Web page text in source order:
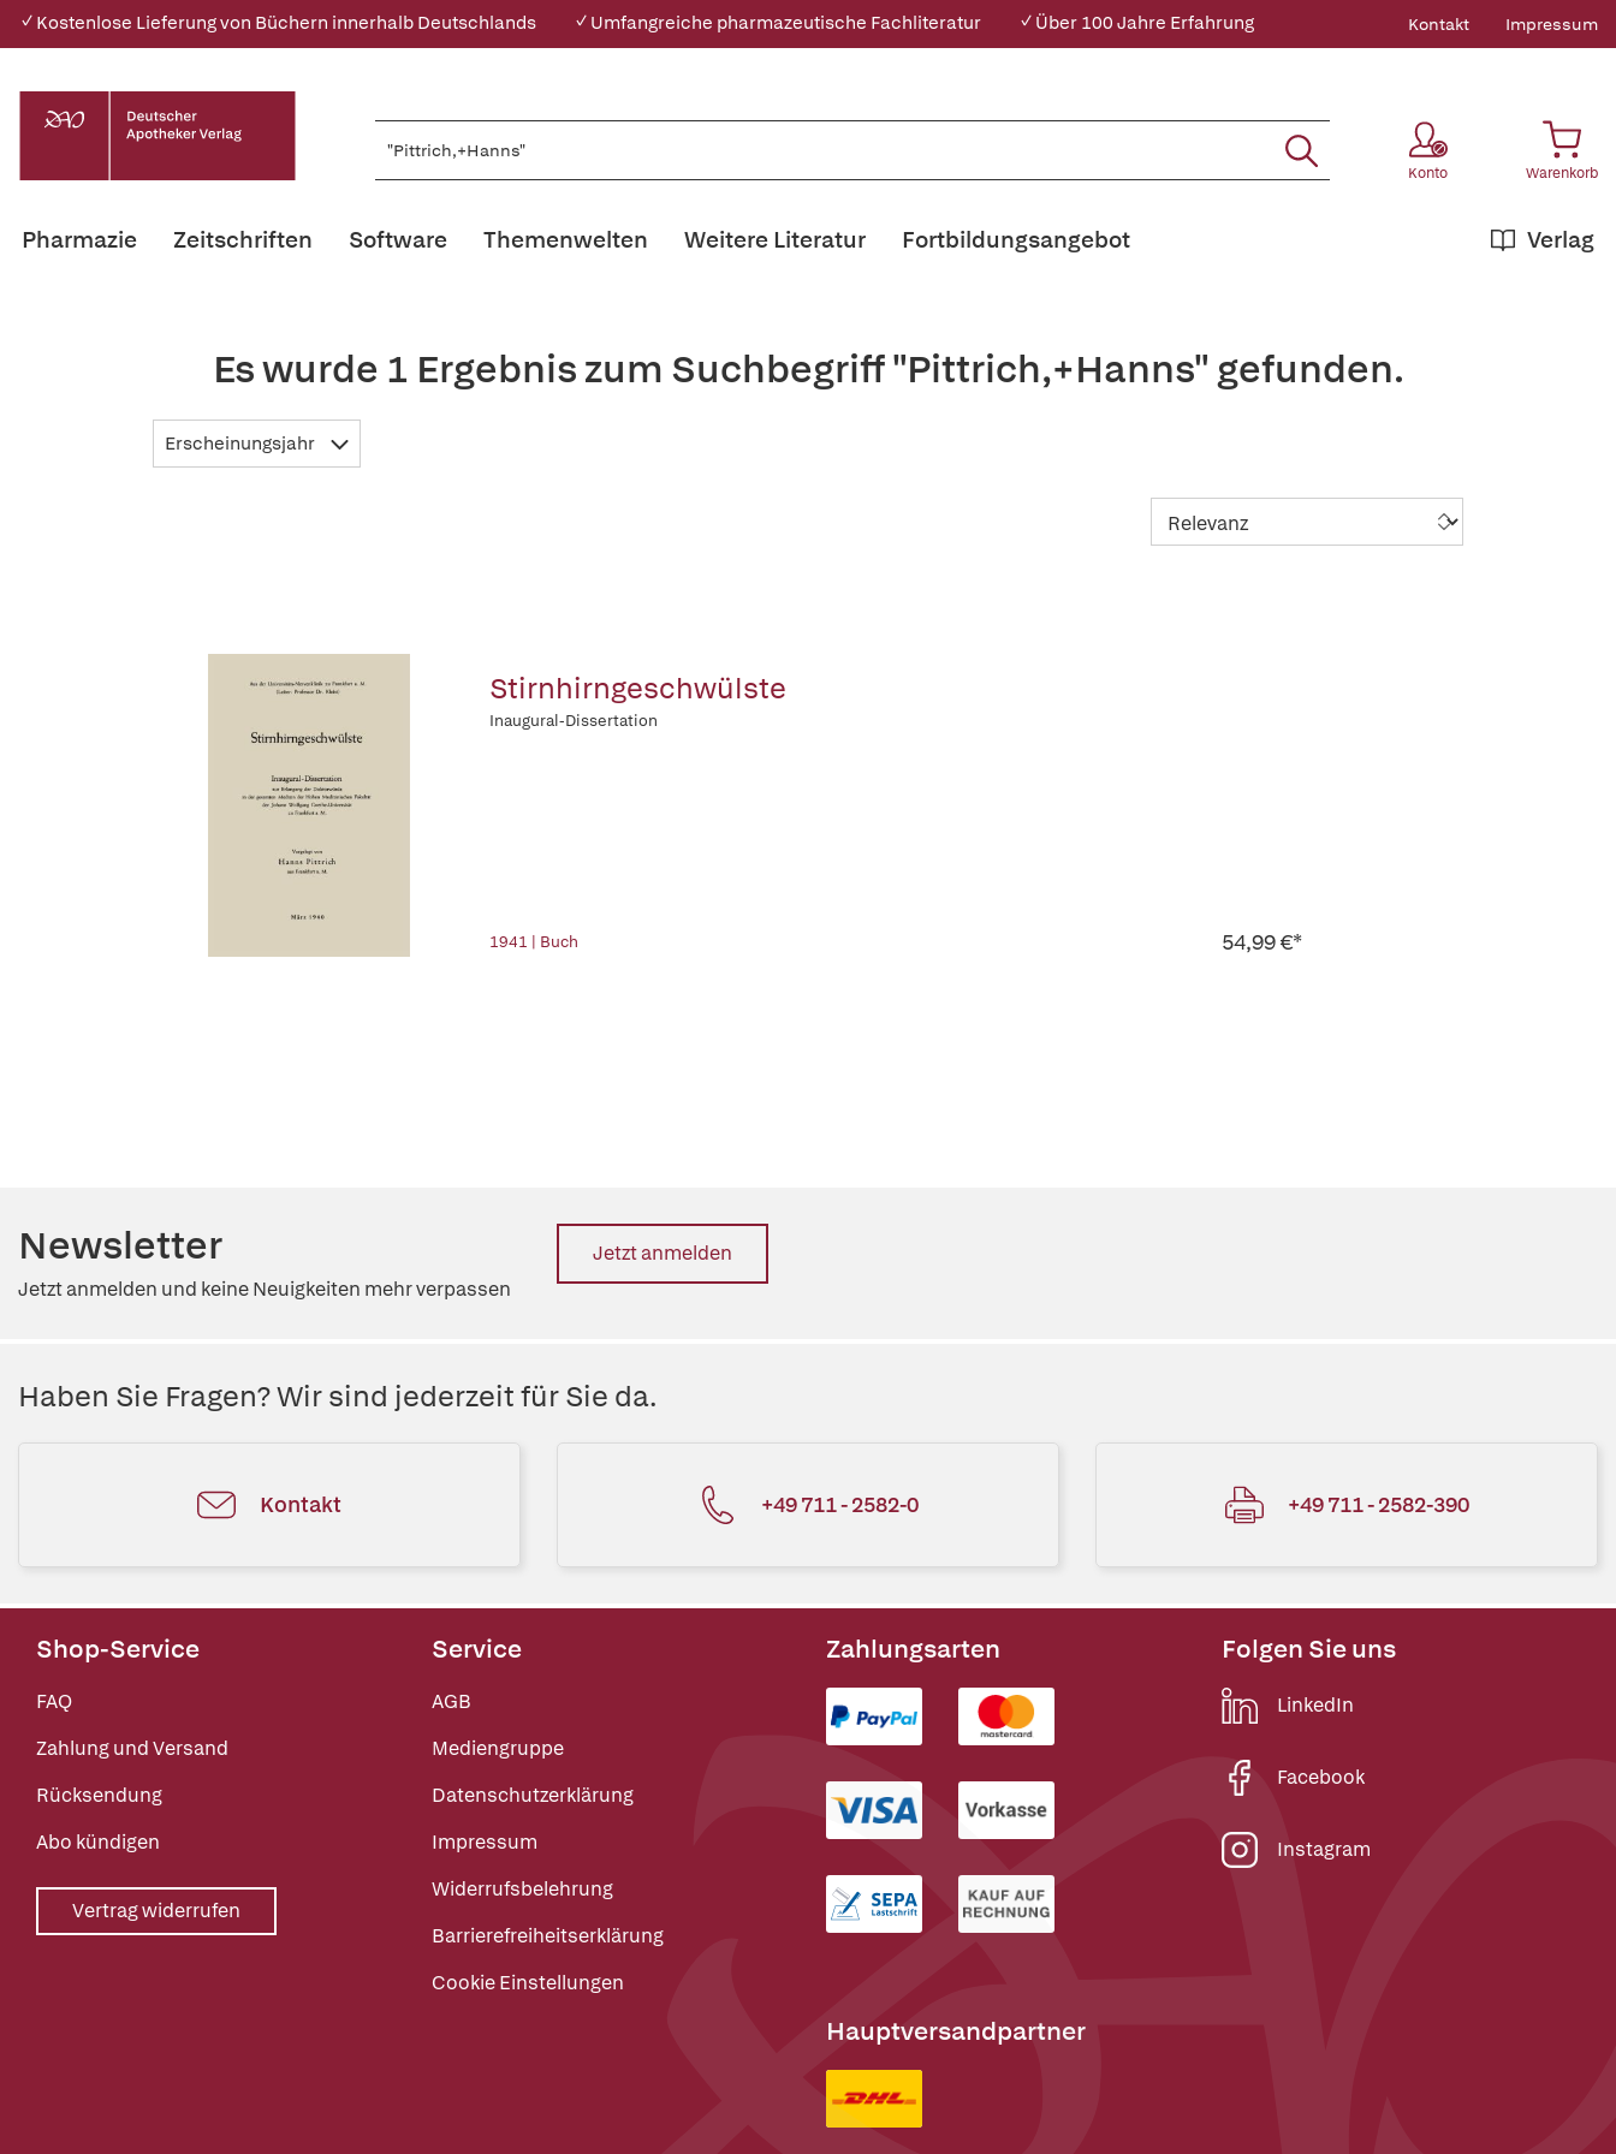
✓ Kostenlose Lieferung von Büchern innerhalb Deutschlands ✓ Umfangreiche pharmazeutische Fachliteratur ✓ Über 100 Jahre Erfahrung Kontakt Impressum
Konto Warenkorb
Pharmazie Zeitschriften Software Themenwelten Weitere Literatur Verlag
Fortbildungsangebot
Es wurde 1 Ergebnis zum Suchbegriff "Pittrich,+Hanns" gefunden.
Erscheinungsjahr
Stirnhirngeschwülste
Inaugural-Dissertation
1941 | Buch 54,99 €*
Newsletter
Jetzt anmelden und keine Neuigkeiten mehr verpassen
Jetzt anmelden
Haben Sie Fragen? Wir sind jederzeit für Sie da.
Kontakt +49 711 - 2582-0 +49 711 - 2582-390
Shop-Service
FAQ
Zahlung und Versand
Rücksendung
Abo kündigen
Vertrag widerrufen
Service
AGB
Mediengruppe
Datenschutzerklärung
Impressum
Widerrufsbelehrung
Barrierefreiheitserklärung
Cookie Einstellungen
Zahlungsarten
Hauptversandpartner
Folgen Sie uns
LinkedIn
Facebook
Instagram